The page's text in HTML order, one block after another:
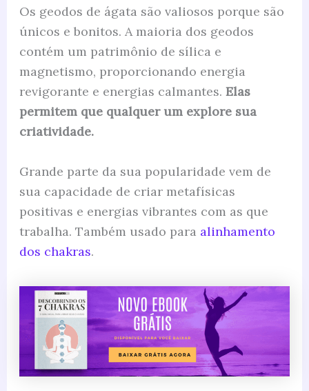
Os geodos de ágata são valiosos porque são
únicos e bonitos. A maioria dos geodos
contém um patrimônio de sílica e
magnetismo, proporcionando energia
revigorante e energias calmantes. Elas
permitem que qualquer um explore sua
criatividade.
Grande parte da sua popularidade vem de
sua capacidade de criar metafísicas
positivas e energias vibrantes com as que
trabalha. Também usado para alinhamento
dos chakras.